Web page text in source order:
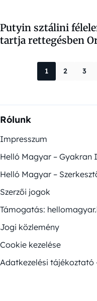
Putyin sztálini
tartja rettegésben
1 2 3
Rólunk
Impresszum
Helló Magyar – Gyakran
Helló Magyar –
Szerzői jogok
Támogatás:
Jogi közlemény
Cookie kezelése
Adatkezelési tájékoztató